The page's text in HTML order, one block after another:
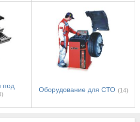
под
Оборудование для СТО (14)